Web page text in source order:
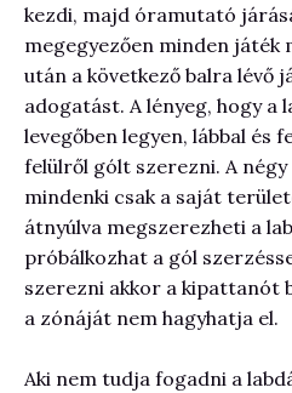
kezdi, majd óramutató
megegyezően minden játék
után a következő balra lévő
adogatást. A lényeg, hogy a
levegőben legyen, lábbal és
felülről gólt szerezni. A
mindenki csak a saját
átnyúlva megszerezheti a
próbálkozhat a gól
szerezni akkor a kipattanót
a zónáját nem hagyhatja el.
Aki nem tudja fogadni a